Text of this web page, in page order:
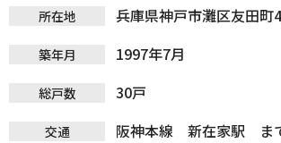
所在地 兵庫県神戸市灘区友田町
築年月 1997年7月
総戸数 30戸
交通 阪神本線 新在家駅 ま